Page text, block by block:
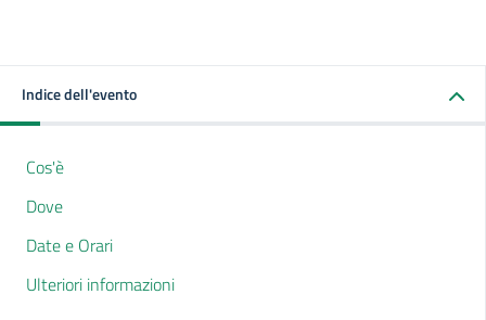
Indice dell'evento
Cos'è
Dove
Date e Orari
Ulteriori informazioni